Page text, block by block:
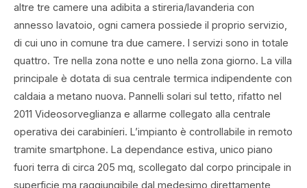
altre tre camere una adibita a stireria/lavanderia con
annesso lavatoio, ogni camera possiede il proprio servizio,
di cui uno in comune tra due camere. I servizi sono in totale
quattro. Tre nella zona notte e uno nella zona giorno. La villa
principale è dotata di sua centrale termica indipendente con
caldaia a metano nuova. Pannelli solari sul tetto, rifatto nel
2011 Videosorveglianza e allarme collegato alla centrale
operativa dei carabiníeri. L’impianto è controllabile in remoto
tramite smartphone. La dependance estiva, unico piano
fuori terra di circa 205 mq, scollegato dal corpo principale in
superficie ma raggiungibile dal medesimo direttamente